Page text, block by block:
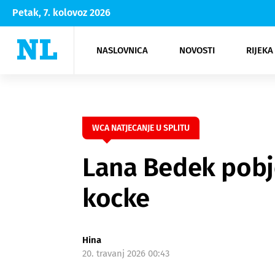
Petak, 7. kolovoz 2026
NASLOVNICA NOVOSTI
Rijeka Opatija
NK
Moda
Kultura
WCA NATJECANJE U SPLITU
Lana Bedek
kocke
Hina
20. travanj 2026 00:43